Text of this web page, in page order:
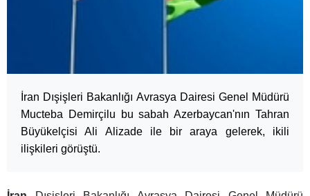
İran Dışişleri Bakanlığı Avrasya Dairesi Genel Müdürü
Mucteba Demirçilu bu sabah Azerbaycan'nın Tahran
Büyükelçisi Ali Alizade ile bir araya gelerek, ikili
ilişkileri görüştü.